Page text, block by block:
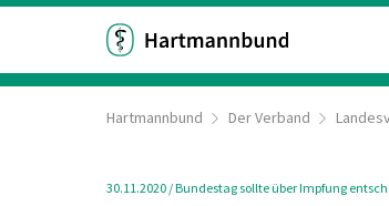
Hartmannbund Der Verband
30.11.2020 /Bundestag sollte über Impfung